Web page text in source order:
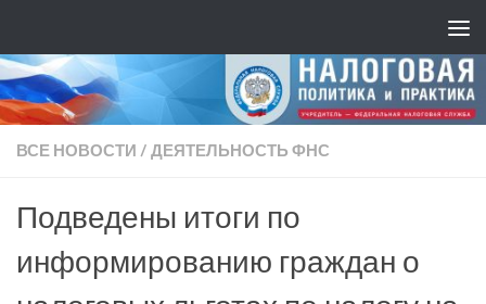
ВСЕ НОВОСТИ/ДЕЯТЕЛЬНОСТЬ ФНС
Подведены итоги по
информированию граждан о